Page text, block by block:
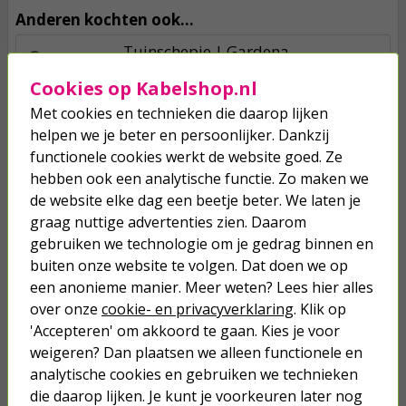
Anderen kochten ook...
Tuinschepje | Gardena
5,75
Kantenschaar | Gardena | 55 cm
15,95
Startset | Gardena (Combisystem)
112,35
108,98
Cookies op Kabelshop.nl
Met cookies en technieken die daarop lijken
helpen we je beter en persoonlijker. Dankzij
functionele cookies werkt de website goed. Ze
hebben ook een analytische functie. Zo maken we
de website elke dag een beetje beter. We laten je
graag nuttige advertenties zien. Daarom
gebruiken we technologie om je gedrag binnen en
buiten onze website te volgen. Dat doen we op
een anonieme manier. Meer weten? Lees hier alles
over onze cookie- en privacyverklaring. Klik op
'Accepteren' om akkoord te gaan. Kies je voor
weigeren? Dan plaatsen we alleen functionele en
analytische cookies en gebruiken we technieken
die daarop lijken. Je kunt je voorkeuren later nog